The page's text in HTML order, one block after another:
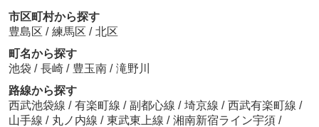
市区町村から探す
豊島区 / 練馬区 / 北区
町名から探す
池袋 / 長崎 / 豊玉南 / 滝野川
路線から探す
西武池袋線 / 有楽町線 / 副都心線 / 埼京線 / 西武有楽町線 /
山手線 / 丸ノ内線 / 東武東上線 / 湘南新宿ライン宇須 /